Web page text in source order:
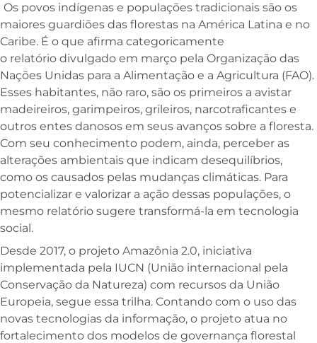
Os povos indígenas e populações tradicionais são os
maiores guardiões das florestas na América Latina e no
Caribe. É o que afirma categoricamente
o relatório divulgado em março pela Organização das
Nações Unidas para a Alimentação e a Agricultura (FAO).
Esses habitantes, não raro, são os primeiros a avistar
madeireiros, garimpeiros, grileiros, narcotraficantes e
outros entes danosos em seus avanços sobre a floresta.
Com seu conhecimento podem, ainda, perceber as
alterações ambientais que indicam desequilíbrios,
como os causados pelas mudanças climáticas. Para
potencializar e valorizar a ação dessas populações, o
mesmo relatório sugere transformá-la em tecnologia
social.
Desde 2017, o projeto Amazônia 2.0, iniciativa
implementada pela IUCN (União internacional pela
Conservação da Natureza) com recursos da União
Europeia, segue essa trilha. Contando com o uso das
novas tecnologias da informação, o projeto atua no
fortalecimento dos modelos de governança florestal